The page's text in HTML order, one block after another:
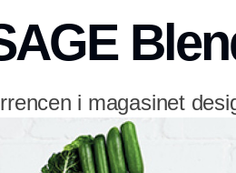
i magasinet